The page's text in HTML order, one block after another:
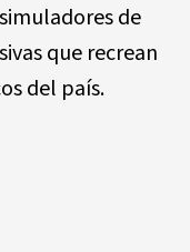
de
que recrean
del país.